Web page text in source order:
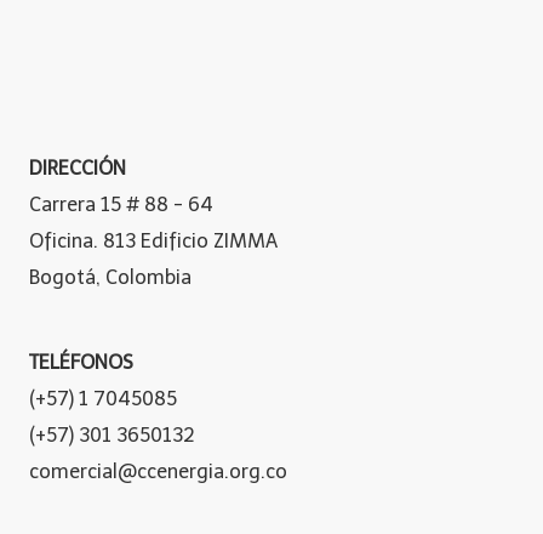
DIRECCIÓN
Carrera 15 # 88 - 64
Oficina. 813 Edificio ZIMMA
Bogotá, Colombia
TELÉFONOS
(+57) 1 7045085
(+57) 301 3650132
comercial@ccenergia.org.co